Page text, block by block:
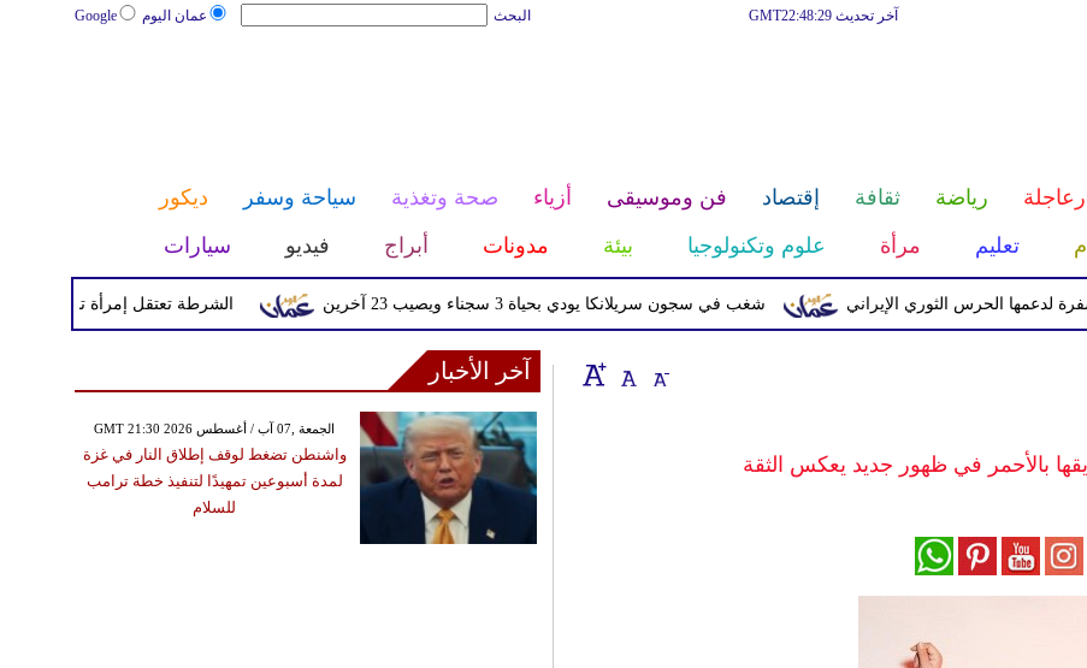
عمان اليوم Google البحث آخر تحديث GMT22:48:29
رياضة ثقافة إقتصاد فن وموسيقى أزياء صحة وتغذية سياحة وسفر
ديكور
تعليم مرأة علوم وتكنولوجيا بيئة مدونات أبراج فيديو سيارات
الشرطة تعتقل إمرأة تم القبض عليها شغب في سجون سريلانكا يودي بحياة 3 سجناء ويصيب 23 آخرين الحرس الثوري الإيراني
بالأحمر في ظهور جديد يعكس الثقة
آخر الأخبار
GMT 21:30 2026 الجمعة ,07 آب / أغسطس
واشنطن تضغط لوقف إطلاق النار في غزة
لمدة أسبوعين تمهيدًا لتنفيذ خطة ترامب
للسلام